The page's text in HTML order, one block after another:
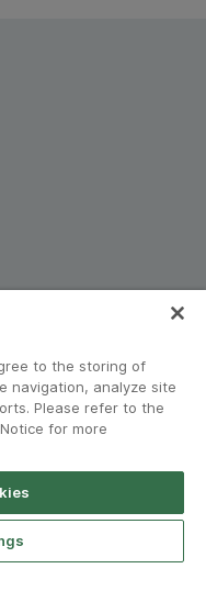
Open App
to the storing of
navigation, analyze site
Please refer to the
for more